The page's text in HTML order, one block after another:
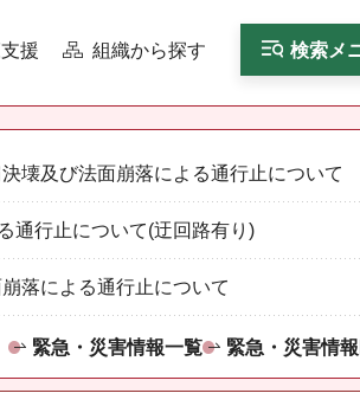
援 組織から探す 検索メ
壊及び法面崩落による通行止について
通行止について(迂回路有り)
落による通行止について
緊急・災害情報一覧 緊急・災害情